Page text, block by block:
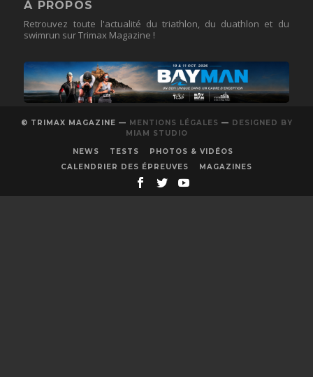
À PROPOS
Retrouvez toute l'actualité du triathlon, du duathlon et du
swimrun sur Trimax Magazine !
© TRIMAX MAGAZINE — MENTIONS LÉGALES — DESIGNED BY
MIAM STUDIO
NEWS
TESTS
PHOTOS & VIDÉOS
CALENDRIER DES ÉPREUVES
MAGAZINES